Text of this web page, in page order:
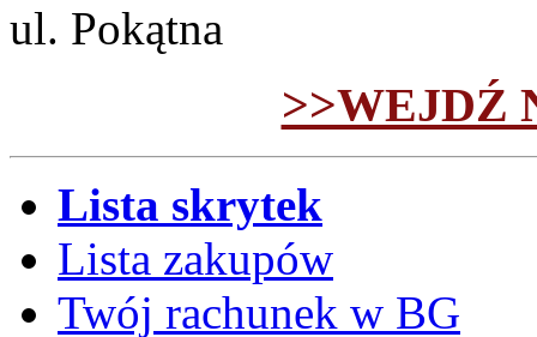
ul. Pokątna
>>WEJDŹ
Lista skrytek
Lista zakupów
Twój rachunek w BG